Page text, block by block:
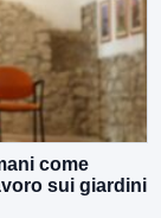
come
sui giardini